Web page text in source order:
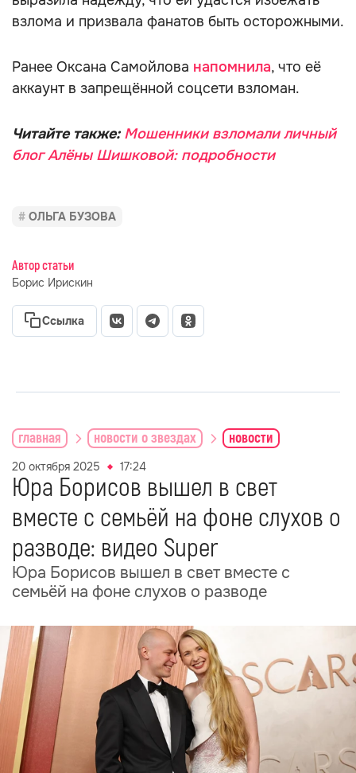
взлома и призвала фанатов быть осторожными.
Ранее Оксана Самойлова напомнила, что её
аккаунт в запрещённой соцсети взломан.
Читайте также: Мошенники взломали личный
блог Алёны Шишковой: подробности
ОЛЬГА БУЗОВА
Автор статьи
Борис Ирискин
Ссылка
главная новости о звездах новости
20 октября 2025 17:24
Юра Борисов вышел в свет
вместе с семьёй на фоне слухов о
разводе: видео Super
Юра Борисов вышел в свет вместе с
семьёй на фоне слухов о разводе